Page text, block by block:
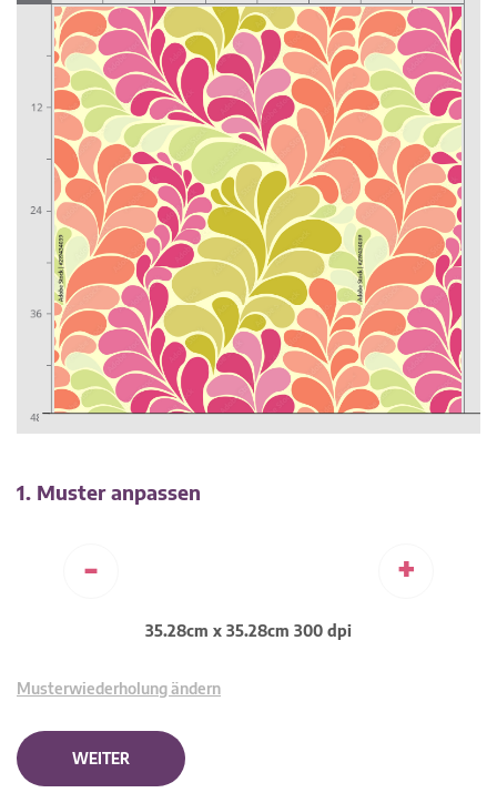
1. Muster anpassen
- +
35.28cm x 35.28cm 300 dpi
Musterwiederholung ändern
WEITER